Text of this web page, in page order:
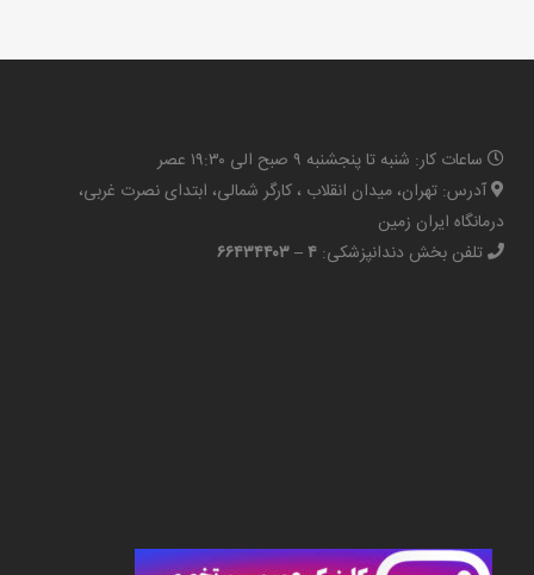
ساعات کار: شنبه تا پنجشنبه ۹ صبح الی ۱۹:۳۰ عصر
آدرس: تهران، میدان انقلاب ، کارگر شمالی، ابتدای نصرت غربی،
درمانگاه ایران زمین
تلفن بخش دندانپزشکی: ۴ – ۶۶۴۳۴۴۰۳